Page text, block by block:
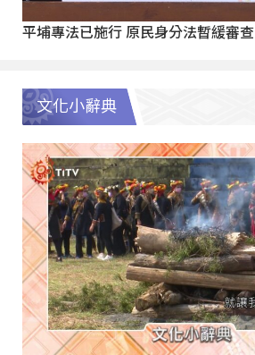
平埔專法已施行 原民身分法暫緩審查
文化小辭典